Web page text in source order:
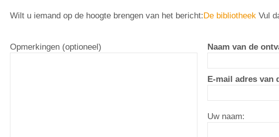
Wilt u iemand op de hoogte brengen van het bericht:De bibliotheek Vul
Opmerkingen (optioneel) Naam van de
E-mail adres van
Uw naam: